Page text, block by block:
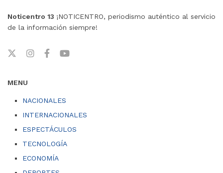
Noticentro 13 ¡NOTICENTRO, periodismo auténtico al servicio
de la información siempre!
MENU
NACIONALES
INTERNACIONALES
ESPECTÁCULOS
TECNOLOGÍA
ECONOMÍA